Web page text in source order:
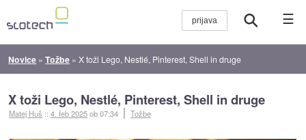
☰
Novice »Tožbe »X toži Lego, Nestlé, Pinterest, Shell in druge
X toži Lego, Nestlé, Pinterest, Shell in druge
Matej Huš ::4. feb 2025ob 07:34 Tožbe